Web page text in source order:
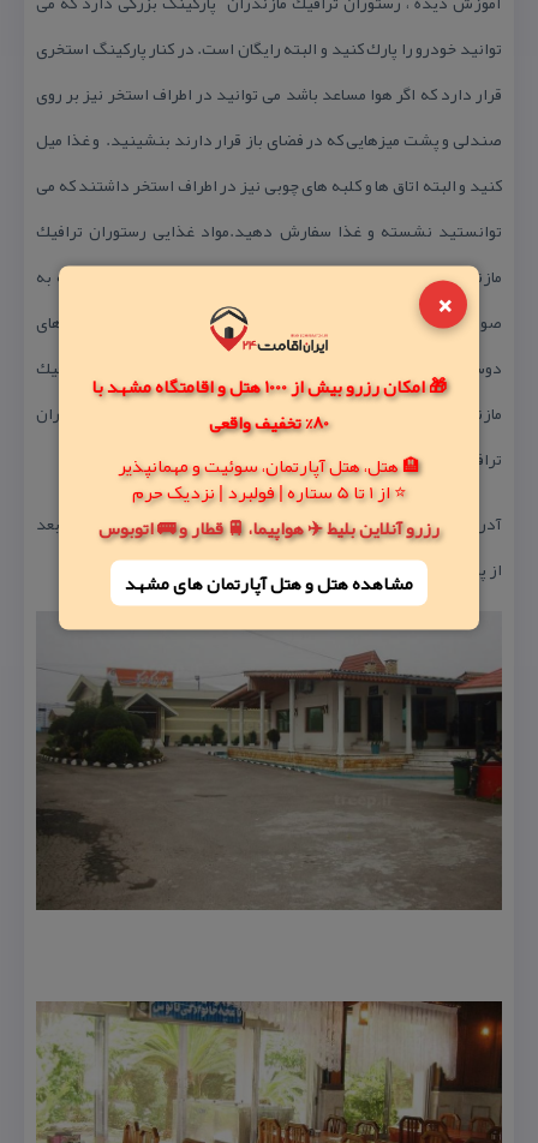
×
🎁 امکان رزرو بیش از 1000 هتل و اقامتگاه مشهد با
80% تخفیف واقعی
🏨 هتل، هتل آپارتمان، سوئیت و مهمانپذیر
⭐ از 1 تا 5 ستاره | فولبرد | نزدیک حرم
رزرو آنلاین بلیط ✈️ هواپیما، 🚆 قطار و 🚌 اتوبوس
مشاهده هتل و هتل‌ آپارتمان های مشهد
توانید خودرو را پارك كنید و البته رایگان است. در كنار پاركینگ استخری
قرار دارد كه اگر هوا مساعد باشد می توانید در اطراف استخر نیز بر روی
صندلی و پشت میزهایی كه در فضای باز قرار دارند بنشینید. و غذا میل
كنید و البته اتاق ها و كلبه های چوبی نیز در اطراف استخر داشتند كه می
توانستید نشسته و غذا سفارش دهید.مواد غذایی رستوران ترافیك
مازندران از مواد مرغوب و درجه یك مورد استفاده قرار می گیرد كه به
صورت روزانه تهیه می گردد.فضایی بسیار مناسب برای دورهمی های
دوستانه شما، می توانید خاطرات تكرار نشدنی را در رستوران ترافیك
مازندارن رغم بزنیداگر به دنبال غذاهای محلی گیلانی هستید رستوران
ترافیك مازندران یك تجربه خوشمزه می باشد.
آدرس رستوران ترافیك : مازندران، نشتارود به سمت تنكابن، ۹۰۰متربعد
از پمپ بنزین، جنب شهرك گلباران